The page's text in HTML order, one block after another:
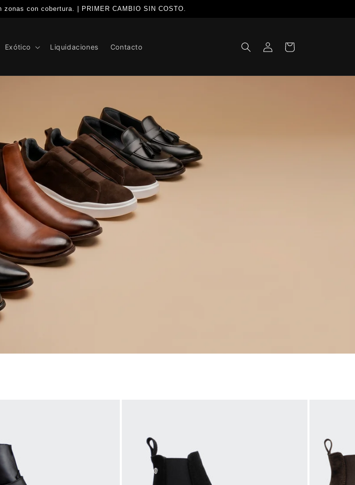
con cobertura. | PRIMER CAMBIO SIN COSTO.
Exótico Liquidaciones Contacto
Iniciar
sesión
Carrito